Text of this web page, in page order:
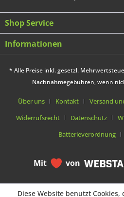
Shop Service
Informationen
* Alle Preise inkl. gesetzl.
Nachnahmegebühren, wenn
Über uns Kontakt
Versand
Widerrufsrecht
Datenschutz
Batterieverordnung
Mit von
Diese Website benutzt
Diese Website benutzt